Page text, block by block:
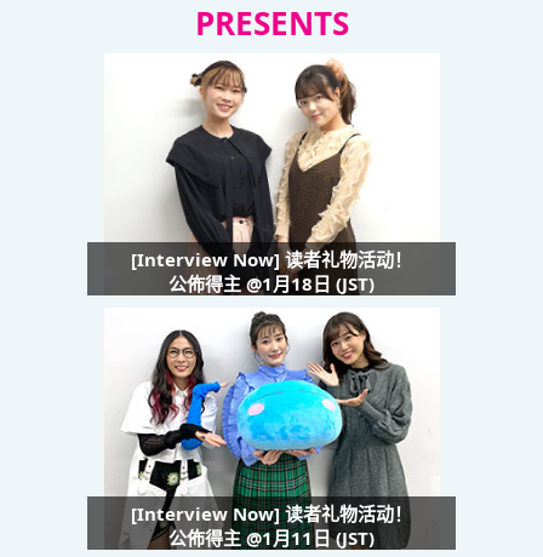
PRESENTS
[Interview Now] 读者礼物活动！
公佈得主 @1月18日 (JST)
[Interview Now] 读者礼物活动！
公佈得主 @1月11日 (JST)